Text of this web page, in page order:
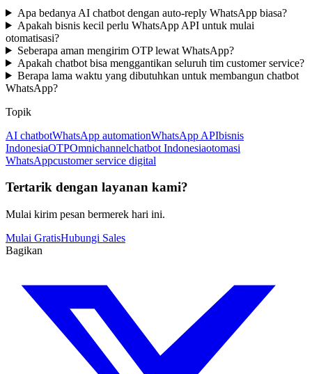
Apa bedanya AI chatbot dengan auto-reply WhatsApp biasa?
Apakah bisnis kecil perlu WhatsApp API untuk mulai
otomatisasi?
Seberapa aman mengirim OTP lewat WhatsApp?
Apakah chatbot bisa menggantikan seluruh tim customer service?
Berapa lama waktu yang dibutuhkan untuk membangun chatbot
WhatsApp?
Topik
AI chatbotWhatsApp automationWhatsApp APIbisnis
IndonesiaOTPOmnichannelchatbot Indonesiaotomasi
WhatsAppcustomer service digital
Tertarik dengan layanan kami?
Mulai kirim pesan bermerek hari ini.
Mulai GratisHubungi Sales
Bagikan